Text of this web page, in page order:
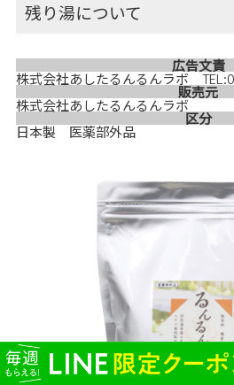
残り湯について
広告文責
株式会社あしたるんるんラボ
販売元
株式会社あしたるんるんラボ
区分
日本製 医薬部外品